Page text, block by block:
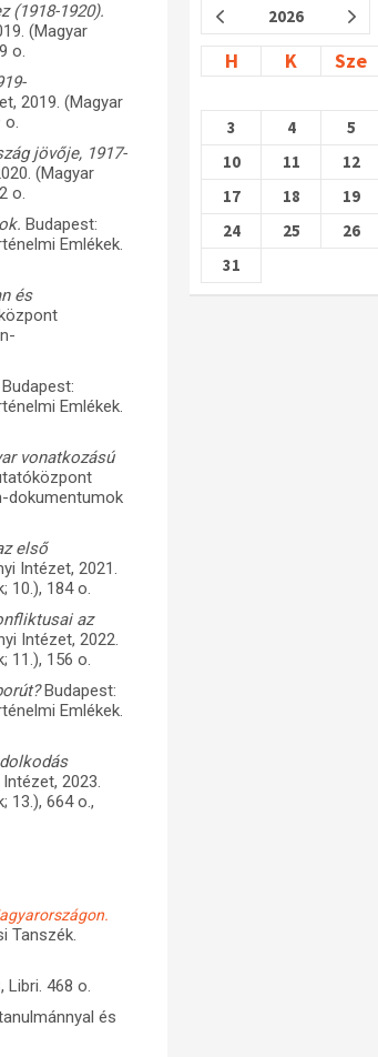
(1918-1920).
(Magyar
o.
2019. (Magyar
o.
jövője, 1917-
(Magyar
o.
Budapest:
Emlékek.
és
Budapest:
Emlékek.
vonatkozású
dokumentumok
első
Intézet, 2021.
10.), 184 o.
az
Intézet, 2022.
11.), 156 o.
Budapest:
Emlékek.
2023.
13.), 664 o.,
Tanszék.
Libri. 468 o.
és
2026
H K Sze
3
4 5
10
11 12
17
18 19
24
25 26
31